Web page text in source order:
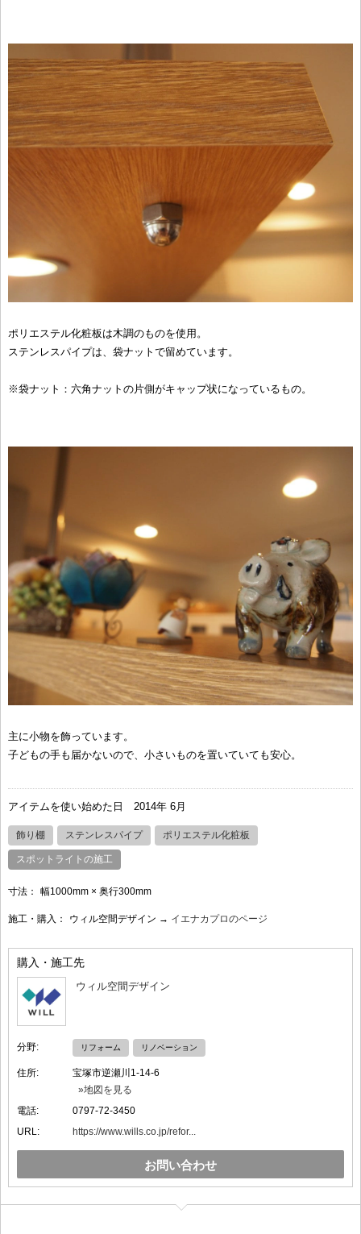
ポリエステル化粧板は木調のものを使用。
ステンレスパイプは、袋ナットで留めています。
※袋ナット：六角ナットの片側がキャップ状になっているもの。
主に小物を飾っています。
子どもの手も届かないので、小さいものを置いていても安心。
アイテムを使い始めた日 2014年 6月
飾り棚 ステンレスパイプ ポリエステル化粧板
スポットライトの施工
寸法： 幅1000mm × 奥行300mm
施工・購入： ウィル空間デザイン → イエナカプロのページ
購入・施工先
ウィル空間デザイン
分野: リフォーム リノベーション
住所:
宝塚市逆瀬川1-14-6
»地図を見る
電話:
0797-72-3450
URL:
https://www.wills.co.jp/refor...
お問い合わせ